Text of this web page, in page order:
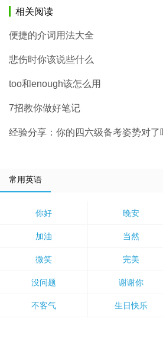
相关阅读
便捷的介词用法大全
悲伤时你该说些什么
too和enough该怎么用
7招教你做好笔记
经验分享：你的四六级备考姿势对了
常用英语
你好 晚安
加油 当然
微笑 完美
没问题 谢谢你
不客气 生日快乐